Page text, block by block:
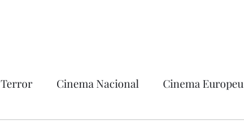
Terror Cinema Nacional Cinema Europeu